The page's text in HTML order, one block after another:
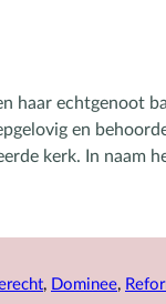
haar echtgenoot
en
kerk. In naam
, Dominee,